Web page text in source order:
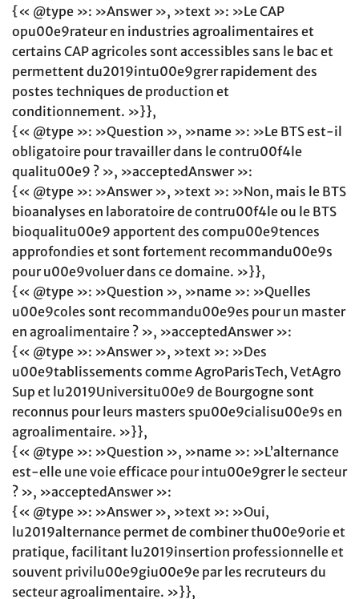
{« @type »: »Answer », »text »: »Le CAP
opu00e9rateur en industries agroalimentaires et
certains CAP agricoles sont accessibles sans le bac et
permettent du2019intu00e9grer rapidement des
postes techniques de production et
conditionnement. »}},
{« @type »: »Question », »name »: »Le BTS est-il
obligatoire pour travailler dans le contru00f4le
qualitu00e9 ? », »acceptedAnswer »:
{« @type »: »Answer », »text »: »Non, mais le BTS
bioanalyses en laboratoire de contru00f4le ou le BTS
bioqualitu00e9 apportent des compu00e9tences
approfondies et sont fortement recommandu00e9s
pour u00e9voluer dans ce domaine. »}},
{« @type »: »Question », »name »: »Quelles
u00e9coles sont recommandu00e9es pour un master
en agroalimentaire ? », »acceptedAnswer »:
{« @type »: »Answer », »text »: »Des
u00e9tablissements comme AgroParisTech, VetAgro
Sup et lu2019Universitu00e9 de Bourgogne sont
reconnus pour leurs masters spu00e9cialisu00e9s en
agroalimentaire. »}},
{« @type »: »Question », »name »: »L’alternance
est-elle une voie efficace pour intu00e9grer le secteur
? », »acceptedAnswer »:
{« @type »: »Answer », »text »: »Oui,
lu2019alternance permet de combiner thu00e9orie et
pratique, facilitant lu2019insertion professionnelle et
souvent privilu00e9giu00e9e par les recruteurs du
secteur agroalimentaire. »}},